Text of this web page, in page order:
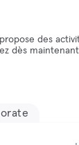
des
dès